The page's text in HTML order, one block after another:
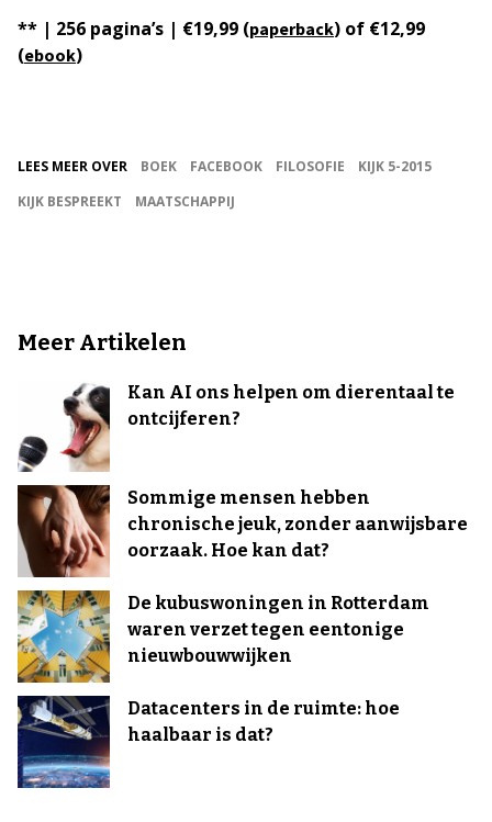
** | 256 pagina’s | €19,99 (paperback) of €12,99
(ebook)
LEES MEER OVER BOEK FACEBOOK FILOSOFIE
KIJK 5-2015
KIJK BESPREEKT
MAATSCHAPPIJ
Meer Artikelen
Kan AI ons helpen om dierentaal te
ontcijferen?
Sommige mensen hebben
chronische jeuk, zonder aanwijsbare
oorzaak. Hoe kan dat?
De kubuswoningen in Rotterdam
waren verzet tegen eentonige
nieuwbouwwijken
Datacenters in de ruimte: hoe
haalbaar is dat?